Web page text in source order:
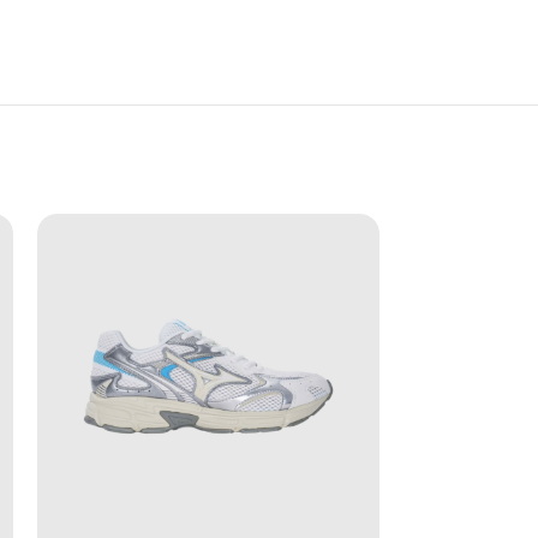
tìm kiếm một đôi sneaker dễ phối đồ, thoải